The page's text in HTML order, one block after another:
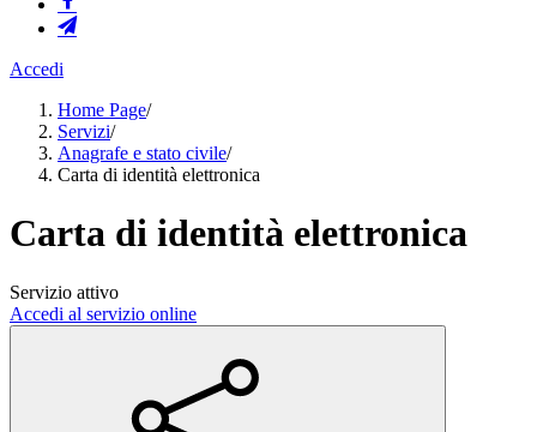
Accedi
Home Page/
Servizi/
Anagrafe e stato civile/
Carta di identità elettronica
Carta di identità elettronica
Servizio attivo
Accedi al servizio online